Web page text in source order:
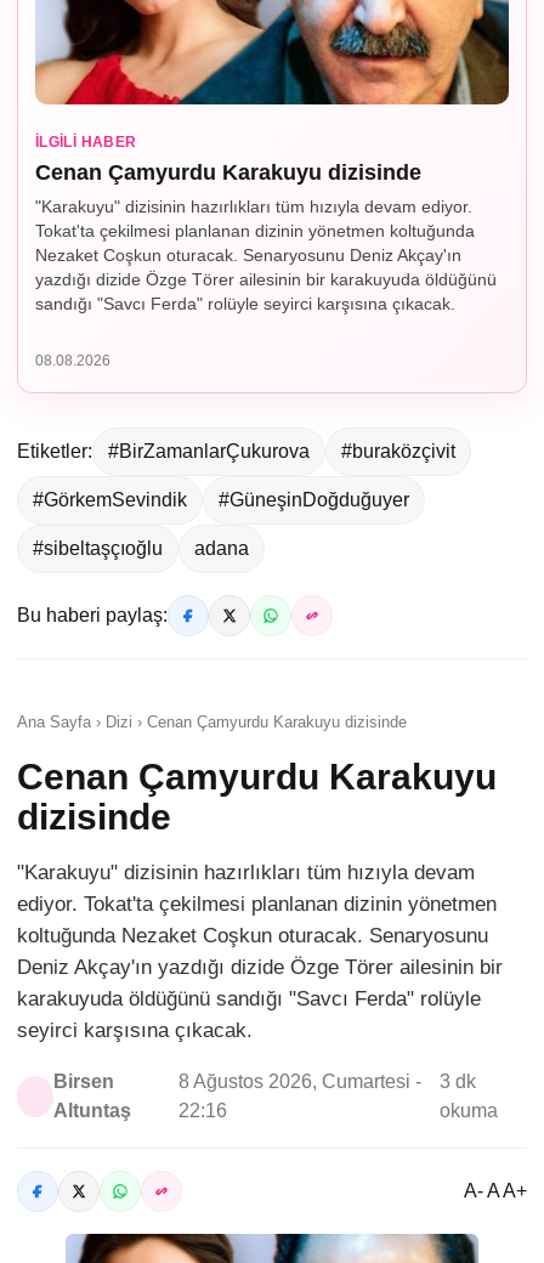
İLGILI HABER
Cenan Çamyurdu Karakuyu dizisinde
"Karakuyu" dizisinin hazırlıkları tüm hızıyla devam ediyor.
Tokat'ta çekilmesi planlanan dizinin yönetmen koltuğunda
Nezaket Coşkun oturacak. Senaryosunu Deniz Akçay'ın
yazdığı dizide Özge Törer ailesinin bir karakuyuda öldüğünü
sandığı "Savcı Ferda" rolüyle seyirci karşısına çıkacak.
08.08.2026
Etiketler: #BirZamanlarÇukurova #buraközçivit
#GörkemSevindik #GüneşinDoğduğuyer
#sibeltaşçıoğlu adana
Bu haberi paylaş:
Ana Sayfa › Dizi › Cenan Çamyurdu Karakuyu dizisinde
Cenan Çamyurdu Karakuyu
dizisinde
"Karakuyu" dizisinin hazırlıkları tüm hızıyla devam
ediyor. Tokat'ta çekilmesi planlanan dizinin yönetmen
koltuğunda Nezaket Coşkun oturacak. Senaryosunu
Deniz Akçay'ın yazdığı dizide Özge Törer ailesinin bir
karakuyuda öldüğünü sandığı "Savcı Ferda" rolüyle
seyirci karşısına çıkacak.
Birsen
Altuntaş
8 Ağustos 2026, Cumartesi -
22:16
3 dk
okuma
A- A A+